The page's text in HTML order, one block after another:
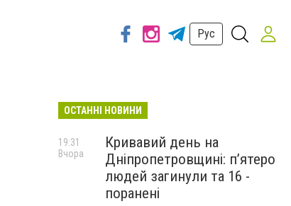
Рус
ОСТАННІ НОВИНИ
Кривавий день на
Дніпропетровщині: п’ятеро
людей загинули та 16 -
поранені
19:31
Вчора